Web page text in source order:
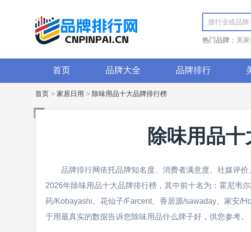
热门品牌： 美
首页 品牌大全 品牌排行
首页 > 家居日用 > 除味用品十大品牌排行榜
除味用品
品牌排行网依托品牌知名度、消费者满意度、社媒评
2026年除味用品十大品牌排行榜，其中前十名为：霍尼韦
药/Kobayashi、花仙子/Farcent、香居源/sawaday、家安/
于用最真实的数据告诉您除味用品什么牌子好，供您参考。